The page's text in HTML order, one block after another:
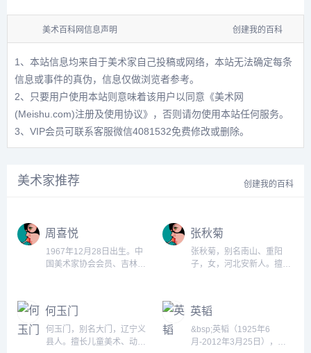
美术百科网信息声明 创建我的百科
1、本站信息均来自于美术家自己投稿或网络，本站无法确定每条
信息或事件的真伪，信息仅做浏览者参考。
2、只要用户使用本站则意味着该用户以同意 《美术网
(Meishu.com)注册及使用协议》 ，否则请勿使用本站任何服务。
3、VIP会员可联系客服微信4081532免费修改或删除。
美术家推荐 创建我的百科
周喜悦
1967年12月28日出生。中
国美术家协会会员、吉林省
品在全国漫画大赛中获奖
100余次。...
张秋菊
张秋菊，别名南山、重阳
子，女，河北安新人。擅长
术》、《河北画报》、河北
美术出版社编辑、编审。所
编图书《长发妹》、《小精
何玉门
何玉门，别名大门，辽宁义
县人。擅长儿童美术、动
英韬
&bsp;英韬（1925年6
月-2012年3月25日），原